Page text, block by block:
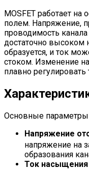
MOSFET работает
полем. Напряжение,
проводимость
достаточно высоком
образуется, и ток
стоком. Изменение
плавно регулировать
Основные параметры
Напряжение
напряжение на
образования
Ток насыщения